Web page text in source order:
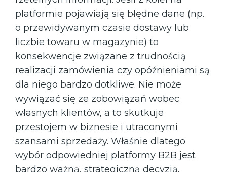
platformie pojawiają się błędne dane (np.
o przewidywanym czasie dostawy lub
liczbie towaru w magazynie) to
konsekwencje związane z trudnością
realizacji zamówienia czy opóźnieniami są
dla niego bardzo dotkliwe. Nie może
wywiązać się ze zobowiązań wobec
własnych klientów, a to skutkuje
przestojem w biznesie i utraconymi
szansami sprzedaży. Właśnie dlatego
wybór odpowiedniej platformy B2B jest
bardzo ważną, strategiczną decyzją.